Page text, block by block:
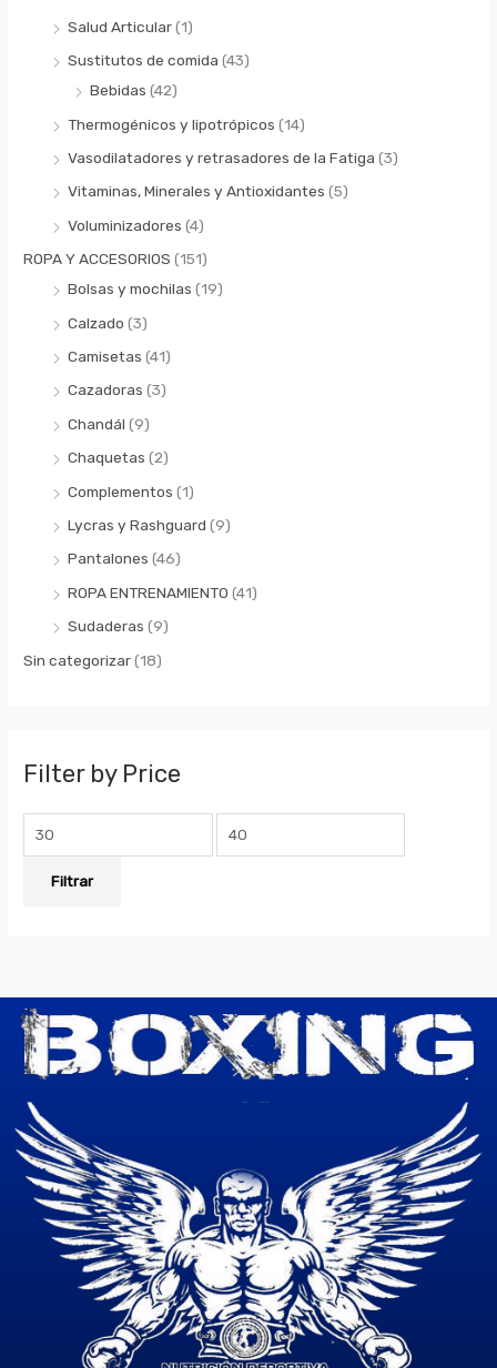
Salud Articular(1)
Sustitutos de comida (43)
Bebidas (42)
Thermogénicos y lipotrópicos (14)
Vasodilatadores y retrasadores de la Fatiga (3)
Vitaminas, Minerales y Antioxidantes (5)
Voluminizadores (4)
ROPA Y ACCESORIOS (151)
Bolsas y mochilas (19)
Calzado (3)
Camisetas (41)
Cazadoras (3)
Chandál (9)
Chaquetas (2)
Complementos (1)
Lycras y Rashguard (9)
Pantalones (46)
ROPA ENTRENAMIENTO (41)
Sudaderas (9)
Sin categorizar(18)
Filter by Price
Filtrar